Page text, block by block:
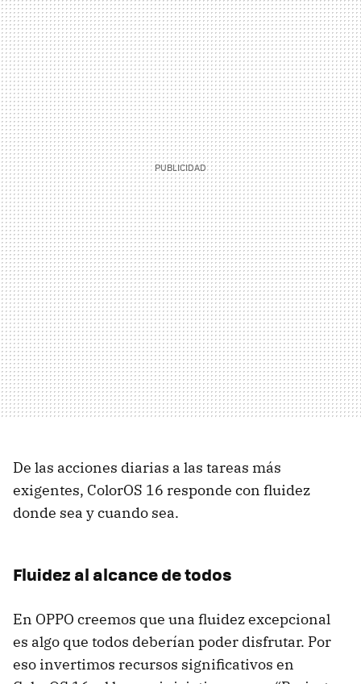
De las acciones diarias a las tareas más
exigentes, ColorOS 16 responde con fluidez
donde sea y cuando sea.
Fluidez al alcance de todos
En OPPO creemos que una fluidez excepcional
es algo que todos deberían poder disfrutar. Por
eso invertimos recursos significativos en